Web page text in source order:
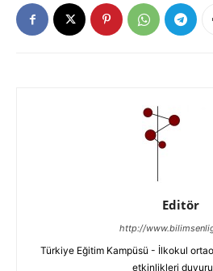
Editör
http://
Türkiye Eğitim Kampüsü - İlkokul
etkinlikleri